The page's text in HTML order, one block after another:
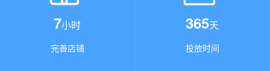
7小时
完善店铺
365天
投放时间